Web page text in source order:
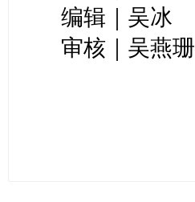
编辑｜吴冰
审核｜吴燕珊